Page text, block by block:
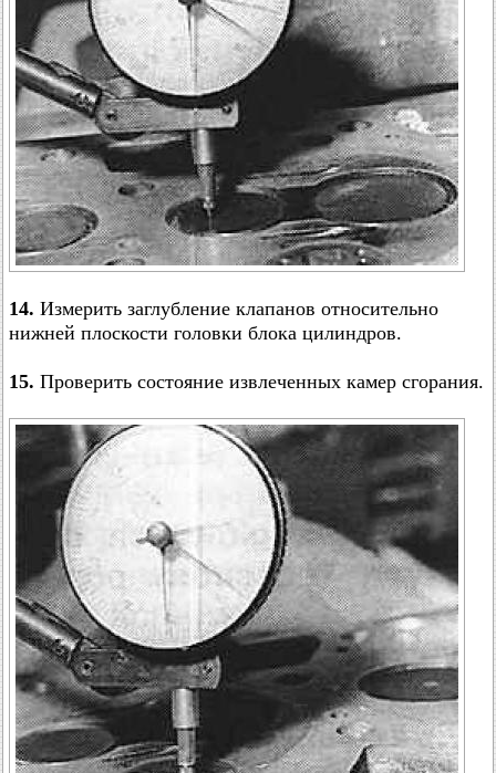
14. Измерить заглубление клапанов относительно
нижней плоскости головки блока цилиндров.
15. Проверить состояние извлеченных камер сгорания.